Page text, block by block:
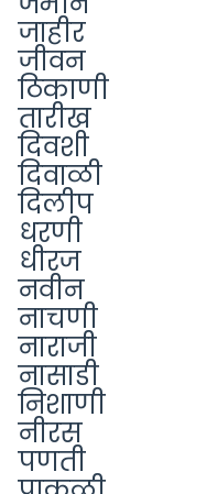
जाहीर
जीवन
ठिकाणी
तारीख
दिवशी
दिवाळी
दिलीप
धरणी
धीरज
नवीन
नाचणी
नाराजी
नासाडी
निशाणी
नीरस
पणती